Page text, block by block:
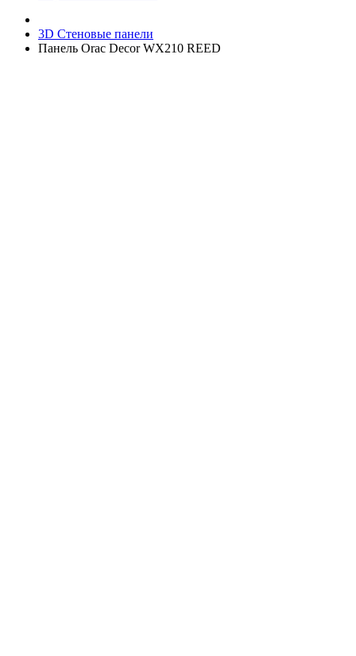
3D Стеновые панели
Панель Orac Decor WX210 REED